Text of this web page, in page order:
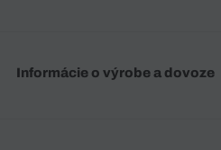
Informácie o výrobe a dovoze